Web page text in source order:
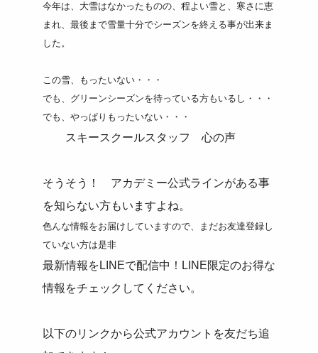
今年は、大雪はなかったものの、程よい雪と、寒さに恵
まれ、最後まで雪量十分でシーズンを終える事が出来ま
した。
この雪、もったいない・・・
でも、グリーンシーズンを待っている方もいるし・・・
でも、やっぱりもったいない・・・
スキースクールスタッフ 心の声
そうそう！ アカデミー公式ラインがある事
を知らない方もいますよね。
色んな情報をお届けしていますので、まだお友達登録し
ていない方は是非
最新情報をLINEで配信中！LINE限定のお得な
情報をチェックしてください。
以下のリンクから公式アカウントを友だち追